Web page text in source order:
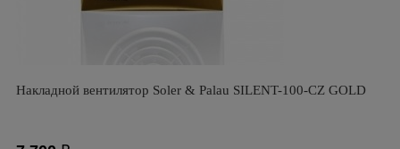
Накладной вентилятор Soler & Palau SILENT-100-CZ GOLD